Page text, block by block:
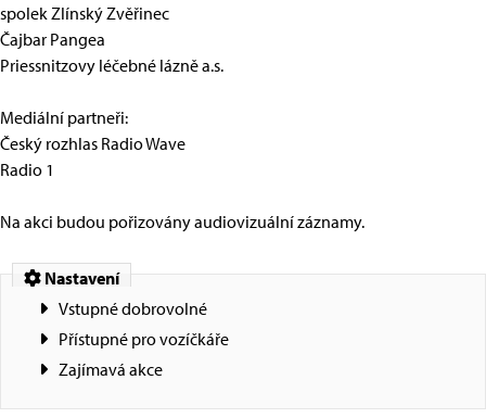
spolek Zlínský Zvěřinec
Čajbar Pangea
Priessnitzovy léčebné lázně a.s.
Mediální partneři:
Český rozhlas Radio Wave
Radio 1
Na akci budou pořizovány audiovizuální záznamy.
Nastavení
Vstupné dobrovolné
Přístupné pro vozíčkáře
Zajímavá akce